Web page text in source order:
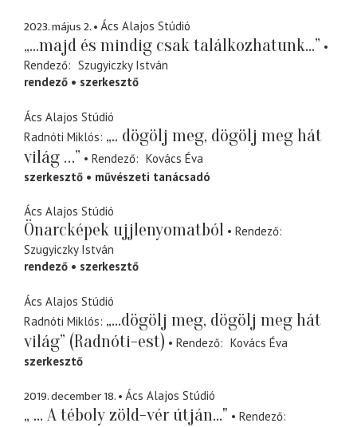
2023. május 2. Ács Alajos Stúdió
„...majd és mindig csak találkozhatunk...”
Rendező
Szugyiczky István
rendező
szerkesztő
Ács Alajos Stúdió
Radnóti Miklós „.. dögölj meg, dögölj meg hát
világ …”
Rendező
Kovács Éva
szerkesztő
művészeti tanácsadó
Ács Alajos Stúdió
Önarcképek ujjlenyomatból
Rendező
Szugyiczky István
rendező
szerkesztő
Ács Alajos Stúdió
Radnóti Miklós „...dögölj meg, dögölj meg hát
világ” (Radnóti-est)
Rendező
Kovács Éva
szerkesztő
2019. december 18. Ács Alajos Stúdió
„ ... A téboly zöld-vér útján..." Rendező